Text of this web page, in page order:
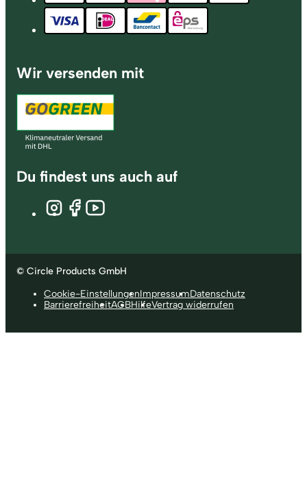
Wir versenden mit
Du findest uns auch auf
© Circle Products GmbH
Cookie-EinstellungenImpressumDatenschutz
BarrierefreiheitAGBHilfeVertrag widerrufen